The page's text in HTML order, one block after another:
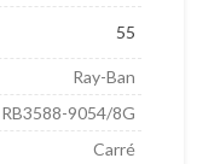
55
Ray-Ban
RB3588-9054/8G
Carré